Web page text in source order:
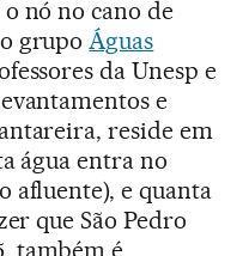
nó no cano de
o grupoÁguas
da Unesp e
e
reside em
água entra no
afluente), e quanta
que São Pedro
também é